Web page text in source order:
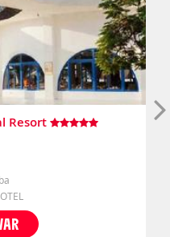
Resort